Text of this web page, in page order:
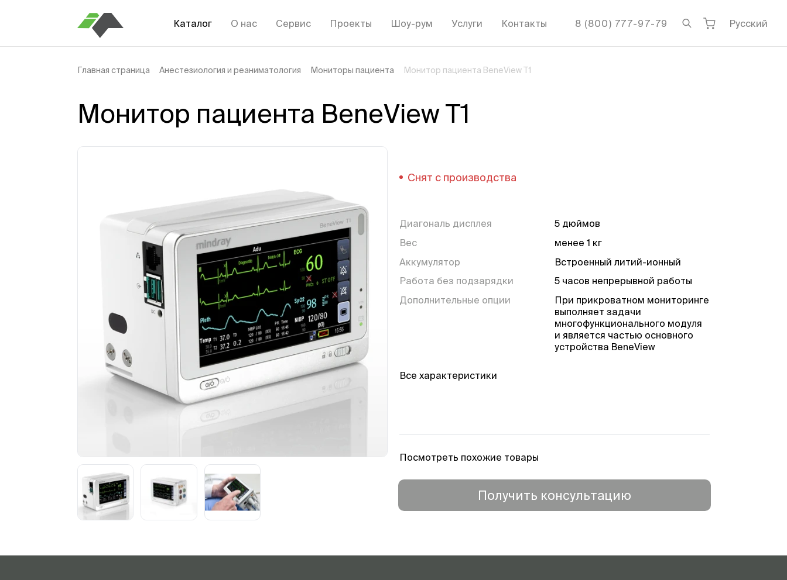
Каталог О нас Сервис Проекты Шоу-рум Услуги Контакты 8 (800) 777-97-79 Русский
Главная страница Анестезиология и реаниматология Мониторы пациента Монитор пациента BeneView T1
Монитор пациента BeneView T1
Снят с производства
Диагональ дисплея
5 дюймов
Вес
менее 1 кг
Аккумулятор
Встроенный литий-ионный
Работа без подзарядки
5 часов непрерывной работы
Дополнительные опции
При прикроватном мониторинге
выполняет задачи
многофункционального модуля
и является частью основного
устройства BeneView
трендов
Все характеристики
Посмотреть похожие товары
Получить консультацию